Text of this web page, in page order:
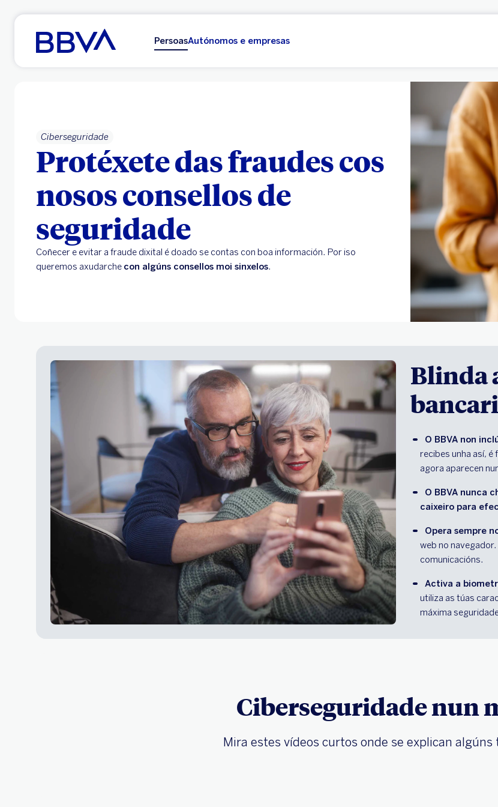
Ir ao contido principal
PersoasAutónomos e empresas
Ciberseguridade
Protéxete das fraudes cos
nosos consellos de
seguridade
Coñecer e evitar a fraude dixital é doado se contas con boa información. Por iso
queremos axudarche con algúns consellos moi sinxelos.
Blinda
O BBVA non
recibes unha así, é
agora aparecen
O BBVA nunca
caixeiro para
Opera sempre
web no
comunicacións.
Activa a
utiliza as túas
máxima
Ciberseguridade nun
Mira estes vídeos curtos onde se explican algúns